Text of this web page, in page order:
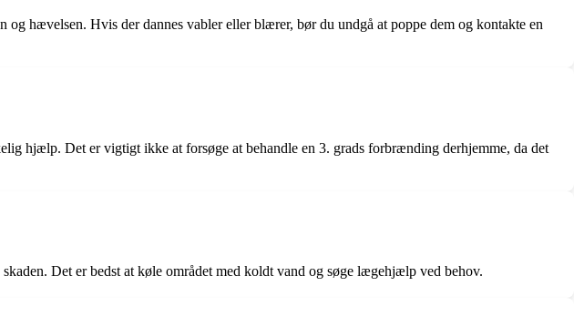
hævelsen. Hvis der dannes vabler eller blærer, bør du undgå at poppe dem og kontakte en
hjælp. Det er vigtigt ikke at forsøge at behandle en 3. grads forbrænding derhjemme, da det
Det er bedst at køle området med koldt vand og søge lægehjælp ved behov.